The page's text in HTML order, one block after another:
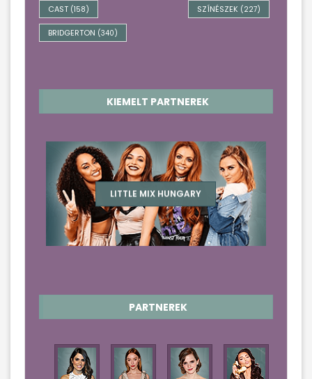
CAST (158) SZÍNÉSZEK (227)
BRIDGERTON (340)
KIEMELT PARTNEREK
LITTLE MIX HUNGARY
PARTNEREK